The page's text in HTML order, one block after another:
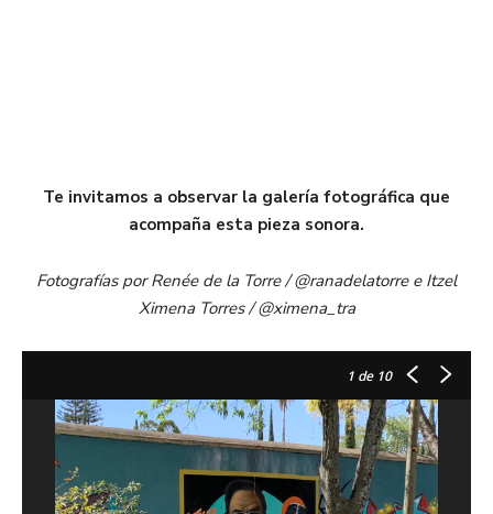
Te invitamos a observar la galería fotográfica que
acompaña esta pieza sonora.
Fotografías por Renée de la Torre / @ranadelatorre e Itzel
Ximena Torres /@ximena_tra
1 de 10